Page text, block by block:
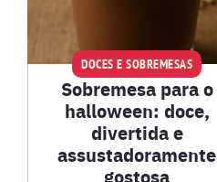
CARNE BOVINA
CARNE SUÍNA
DOCES E SOBREMESAS
Sobremesa para o
halloween: doce,
divertida e
assustadoramente
gostosa